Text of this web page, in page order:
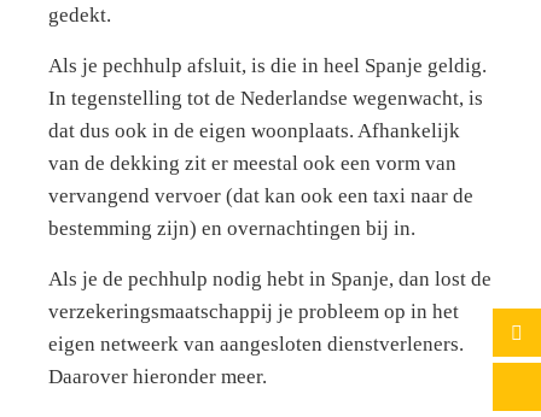
gedekt.
Als je pechhulp afsluit, is die in heel Spanje geldig.
In tegenstelling tot de Nederlandse wegenwacht, is
dat dus ook in de eigen woonplaats. Afhankelijk
van de dekking zit er meestal ook een vorm van
vervangend vervoer (dat kan ook een taxi naar de
bestemming zijn) en overnachtingen bij in.
Als je de pechhulp nodig hebt in Spanje, dan lost de
verzekeringsmaatschappij je probleem op in het
eigen netweerk van aangesloten dienstverleners.
Daarover hieronder meer.